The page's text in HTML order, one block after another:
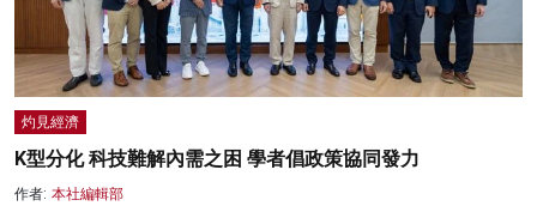
灼見經濟
K型分化 科技難解內需之困 學者倡政策協同發力
作者: 本社編輯部